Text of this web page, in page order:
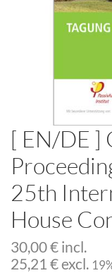
[ EN/DE ]
25th
House
30,00€ incl.
25,21 €excl.